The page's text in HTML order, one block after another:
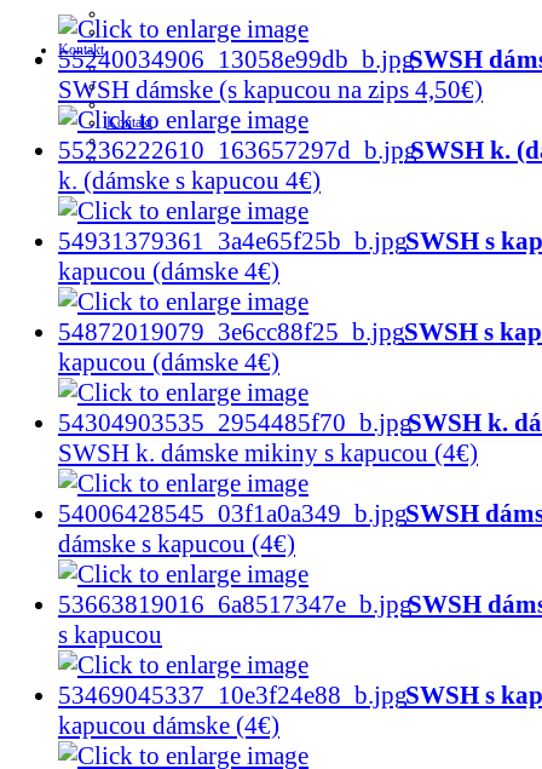
Kontakt
Kontakt
SWSH
SWSH dámske (s kapucou na zips 4,50€)
SWSH k.
k. (dámske s kapucou 4€)
SWSH s
kapucou (dámske 4€)
SWSH s
kapucou (dámske 4€)
SWSH k.
SWSH k. dámske mikiny s kapucou (4€)
SWSH
dámske s kapucou (4€)
SWSH
s kapucou
SWSH s
kapucou dámske (4€)